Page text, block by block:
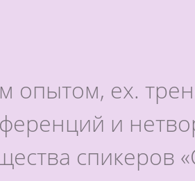
опытом, ex.
и
спикеров